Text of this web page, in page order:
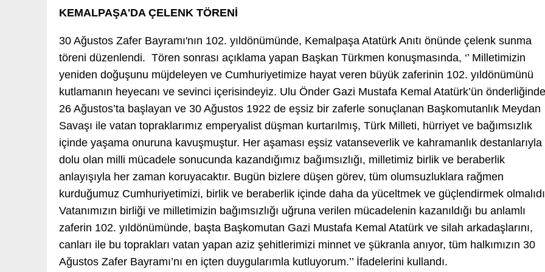
KEMALPAŞA'DA ÇELENK TÖRENİ
30 Ağustos Zafer Bayramı'nın 102. yıldönümünde, Kemalpaşa Atatürk Anıtı önünde çelenk sunma
töreni düzenlendi. Tören sonrası açıklama yapan Başkan Türkmen konuşmasında, ‘’ Milletimizin
yeniden doğuşunu müjdeleyen ve Cumhuriyetimize hayat veren büyük zaferinin 102. yıldönümünü
kutlamanın heyecanı ve sevinci içerisindeyiz. Ulu Önder Gazi Mustafa Kemal Atatürk’ün önderliğinde
26 Ağustos’ta başlayan ve 30 Ağustos 1922 de eşsiz bir zaferle sonuçlanan Başkomutanlık Meydan
Savaşı ile vatan topraklarımız emperyalist düşman kurtarılmış, Türk Milleti, hürriyet ve bağımsızlık
içinde yaşama onuruna kavuşmuştur. Her aşaması eşsiz vatanseverlik ve kahramanlık destanlarıyla
dolu olan milli mücadele sonucunda kazandığımız bağımsızlığı, milletimiz birlik ve beraberlik
anlayışıyla her zaman koruyacaktır. Bugün bizlere düşen görev, tüm olumsuzluklara rağmen
kurduğumuz Cumhuriyetimizi, birlik ve beraberlik içinde daha da yüceltmek ve güçlendirmek
Vatanımızın birliği ve milletimizin bağımsızlığı uğruna verilen mücadelenin kazanıldığı bu anlamlı
zaferin 102. yıldönümünde, başta Başkomutan Gazi Mustafa Kemal Atatürk ve silah arkadaşlarını,
canları ile bu toprakları vatan yapan aziz şehitlerimizi minnet ve şükranla anıyor, tüm halkımızın 30
Ağustos Zafer Bayramı’nı en içten duygularımla kutluyorum.’’ İfadelerini kullandı.